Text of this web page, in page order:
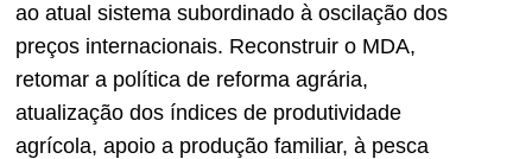
ao atual sistema subordinado à oscilação dos
preços internacionais. Reconstruir o MDA,
retomar a política de reforma agrária,
atualização dos índices de produtividade
agrícola, apoio a produção familiar, à pesca